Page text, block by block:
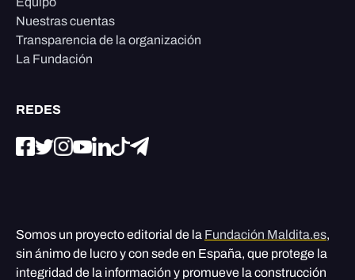
Nuestras cuentas
Transparencia de la organización
La Fundación
REDES
Somos un proyecto editorial de la Fundación Maldita.es,
sin ánimo de lucro y con sede en España, que protege la
integridad de la información y promueve la construcción